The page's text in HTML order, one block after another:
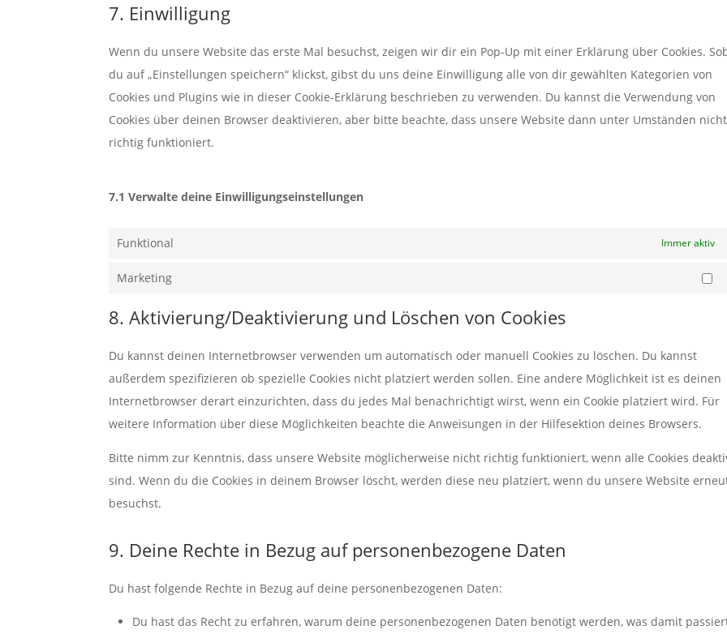
7. Einwilligung
Wenn du unsere Website das erste Mal besuchst, zeigen wir dir ein Pop-Up mit einer Erklärung über Cookies.
du auf „Einstellungen speichern“ klickst, gibst du uns deine Einwilligung alle von dir gewählten Kategorien von
Cookies und Plugins wie in dieser Cookie-Erklärung beschrieben zu verwenden. Du kannst die Verwendung von
Cookies über deinen Browser deaktivieren, aber bitte beachte, dass unsere Website dann unter Umständen nicht
richtig funktioniert.
7.1 Verwalte deine Einwilligungseinstellungen
Funktional Immer aktiv
Marketing
8. Aktivierung/Deaktivierung und Löschen von Cookies
Du kannst deinen Internetbrowser verwenden um automatisch oder manuell Cookies zu löschen. Du kannst
außerdem spezifizieren ob spezielle Cookies nicht platziert werden sollen. Eine andere Möglichkeit ist es deinen
Internetbrowser derart einzurichten, dass du jedes Mal benachrichtigt wirst, wenn ein Cookie platziert wird. Für
weitere Information über diese Möglichkeiten beachte die Anweisungen in der Hilfesektion deines Browsers.
Bitte nimm zur Kenntnis, dass unsere Website möglicherweise nicht richtig funktioniert, wenn alle Cookies
sind. Wenn du die Cookies in deinem Browser löscht, werden diese neu platziert, wenn du unsere Website
besuchst.
9. Deine Rechte in Bezug auf personenbezogene Daten
Du hast folgende Rechte in Bezug auf deine personenbezogenen Daten:
Du hast das Recht zu erfahren, warum deine personenbezogenen Daten benötigt werden, was damit